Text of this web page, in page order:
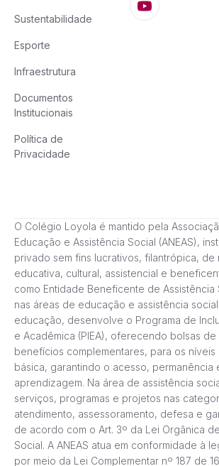
Sustentabilidade
Esporte
Infraestrutura
Documentos
Institucionais
Política de
Privacidade
O Colégio Loyola é mantido pela
Educação e Assistência Social (ANEAS),
privado sem fins lucrativos, filantrópica, de
educativa, cultural, assistencial e
como Entidade Beneficente de Assistência
nas áreas de educação e assistência
educação, desenvolve o Programa de
e Acadêmica (PIEA), oferecendo bolsas
benefícios complementares, para os
básica, garantindo o acesso, permanência
aprendizagem. Na área de assistência
serviços, programas e projetos nas
atendimento, assessoramento, defesa e
de acordo com o Art. 3º da Lei Orgânica
Social. A ANEAS atua em conformidade à
por meio da Lei Complementar nº 187 de